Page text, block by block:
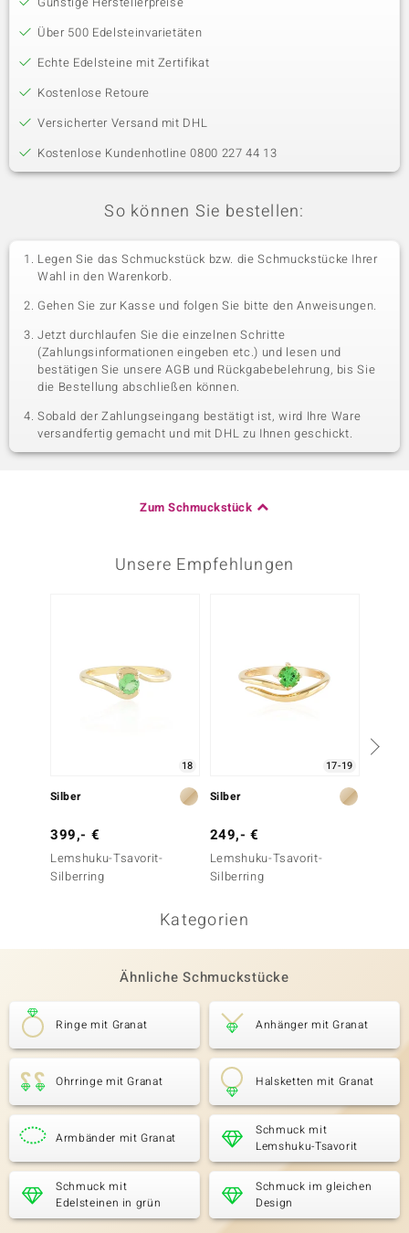
Über 500 Edelsteinvarietäten
Echte Edelsteine mit Zertifikat
Kostenlose Retoure
Versicherter Versand mit DHL
Kostenlose Kundenhotline 0800 227 44 13
So können Sie bestellen:
Legen Sie das Schmuckstück bzw. die Schmuckstücke Ihrer
Wahl in den Warenkorb.
Gehen Sie zur Kasse und folgen Sie bitte den Anweisungen.
Jetzt durchlaufen Sie die einzelnen Schritte
(Zahlungsinformationen eingeben etc.) und lesen und
bestätigen Sie unsere AGB und Rückgabebelehrung, bis Sie
die Bestellung abschließen können.
Sobald der Zahlungseingang bestätigt ist, wird Ihre Ware
versandfertig gemacht und mit DHL zu Ihnen geschickt.
Zum Schmuckstück
Unsere Empfehlungen
18
Silber
399,- €
Lemshuku-Tsavorit-
Silberring
17-19
Silber
249,- €
Lemshuku-Tsavorit-
Silberring
Kategorien
Ähnliche Schmuckstücke
Ringe mit Granat Anhänger mit Granat
Ohrringe mit Granat Halsketten mit Granat
Armbänder mit Granat
Schmuck mit
Lemshuku-Tsavorit
Schmuck mit
Edelsteinen in grün
Schmuck im gleichen
Design